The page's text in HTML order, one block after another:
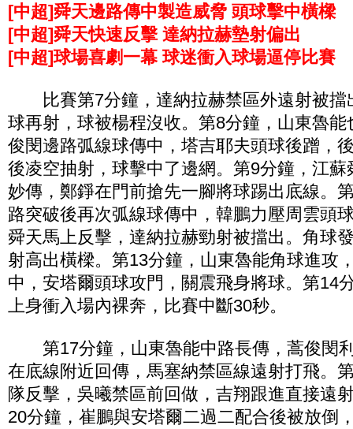
[中超]舜天邊路傳中製造威脅 頭球擊中橫樑
[中超]舜天快速反擊 達納拉赫墊射偏出
[中超]球場喜劇一幕 球迷衝入球場逼停比賽
比賽第7分鐘，達納拉赫禁區外遠射被擋
球再射，球被楊程沒收。第8分鐘，山東魯
俊閔邊路弧線球傳中，塔吉耶夫頭球後蹭，
後凌空抽射，球擊中了邊網。第9分鐘，江
妙傳，鄭錚在門前搶先一腳將球踢出底線。
路突破後再次弧線球傳中，韓鵬力壓周雲頭
舜天馬上反擊，達納拉赫勁射被擋出。角球
射高出橫樑。第13分鐘，山東魯能角球進攻
中，安塔爾頭球攻門，關震飛身將球。第14
上身衝入場內裸奔，比賽中斷30秒。
第17分鐘，山東魯能中路長傳，蒿俊閔
在底線附近回傳，馬塞納禁區線遠射打飛。
隊反擊，吳曦禁區前回做，吉翔跟進直接遠
20分鐘，崔鵬與安塔爾二過二配合後被放倒